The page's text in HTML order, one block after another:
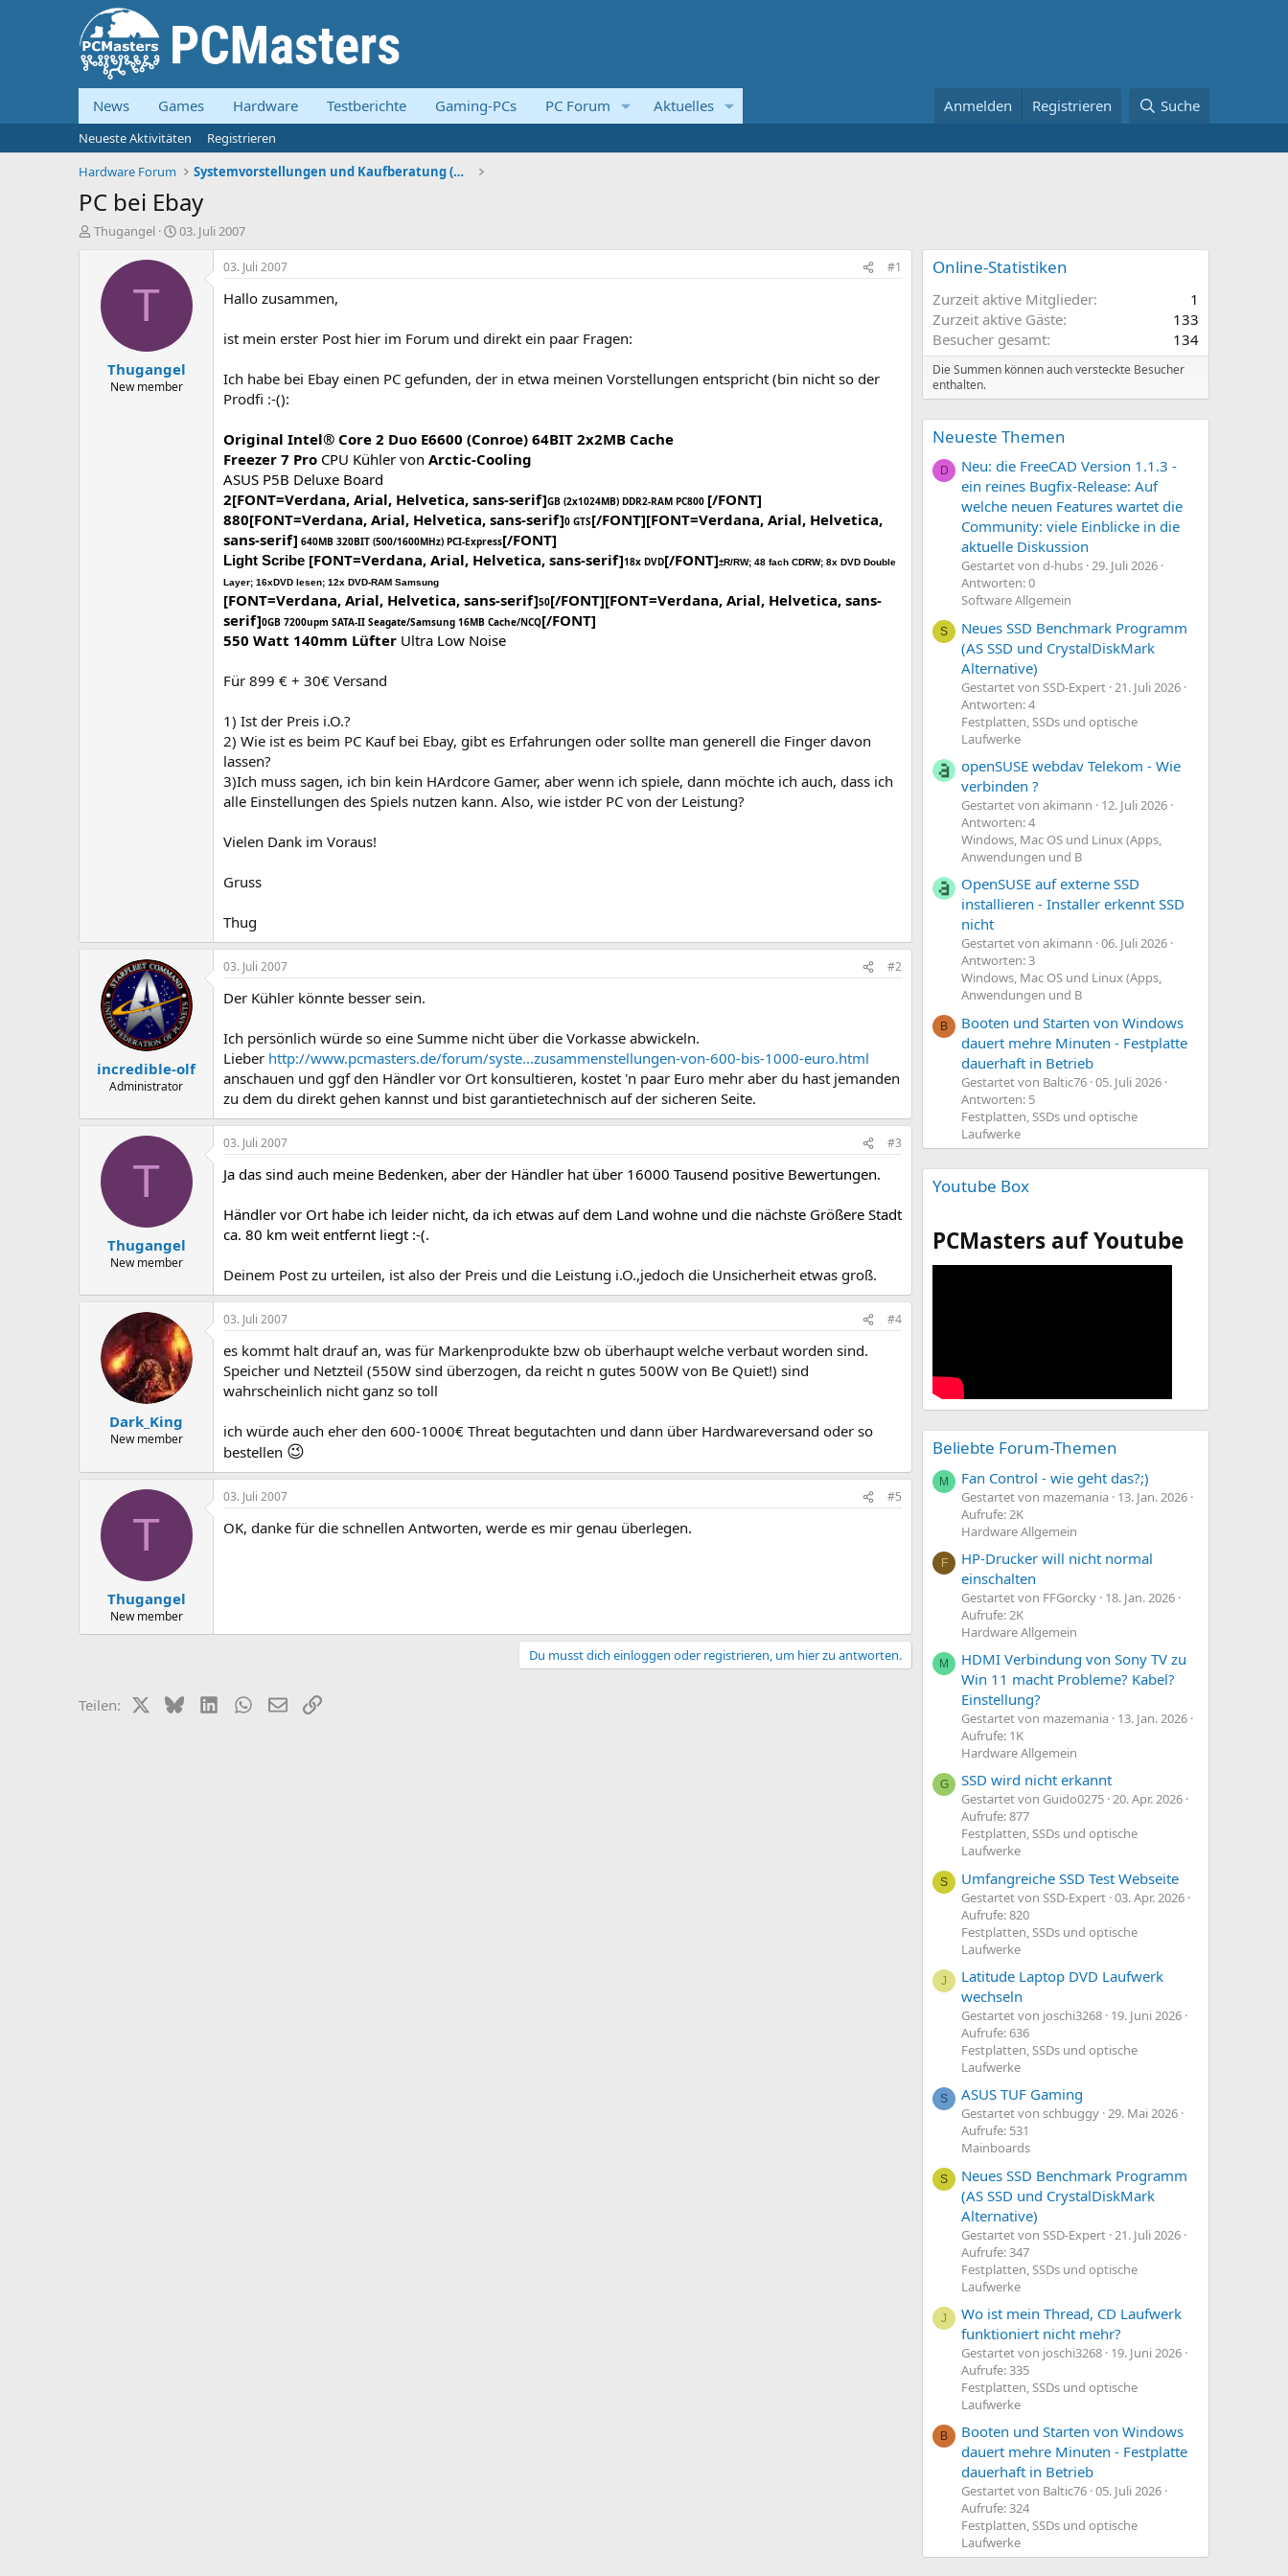
News Games Hardware Testberichte Gaming-PCs PC Forum Aktuelles Anmelden Registrieren Suche
Neueste Aktivitäten
Registrieren
Hardware Forum
Systemvorstellungen und Kaufberatung (Komplettsyst
PC bei Ebay
E
Thugangel
E
t
l
a
m
03. Juli 2007
T
Thugangel
New member
03. Juli 2007 #1
Hallo zusammen,
ist mein erster Post hier im Forum und direkt ein paar Fragen:
Ich habe bei Ebay einen PC gefunden, der in etwa meinen Vorstellungen entspricht (bin nicht so der
Prodfi :-():
Original Intel® Core 2 Duo E6600 (Conroe) 64BIT 2x2MB Cache
Freezer 7 Pro CPU Kühler von Arctic-Cooling
ASUS P5B Deluxe Board
2[FONT=Verdana, Arial, Helvetica, sans-serif]GB (2x1024MB) DDR2-RAM PC800 [/FONT]
880[FONT=Verdana, Arial, Helvetica, sans-serif]0 GTS[/FONT][FONT=Verdana, Arial, Helvetica,
sans-serif] 640MB 320BIT (500/1600MHz) PCI-Express[/FONT]
Light Scribe [FONT=Verdana, Arial, Helvetica, sans-serif]18x DVD[/FONT]±R/RW; 48 fach CDRW; 8x DVD Double
Layer; 16xDVD lesen; 12x DVD-RAM Samsung
[FONT=Verdana, Arial, Helvetica, sans-serif]50[/FONT][FONT=Verdana, Arial, Helvetica, sans-
serif]0GB 7200upm SATA-II Seagate/Samsung 16MB Cache/NCQ[/FONT]
550 Watt 140mm Lüfter Ultra Low Noise
Für 899 € + 30€ Versand
1) Ist der Preis i.O.?
2) Wie ist es beim PC Kauf bei Ebay, gibt es Erfahrungen oder sollte man generell die Finger davon
lassen?
3)Ich muss sagen, ich bin kein HArdcore Gamer, aber wenn ich spiele, dann möchte ich auch, dass ich
alle Einstellungen des Spiels nutzen kann. Also, wie istder PC von der Leistung?
Vielen Dank im Voraus!
Gruss
Thug​
incredible-olf
Administrator
03. Juli 2007 #2
Der Kühler könnte besser sein.
Ich persönlich würde so eine Summe nicht über die Vorkasse abwickeln.
Lieber http://www.pcmasters.de/forum/syste...zusammenstellungen-von-600-bis-1000-euro.html
anschauen und ggf den Händler vor Ort konsultieren, kostet 'n paar Euro mehr aber du hast jemanden
zu dem du direkt gehen kannst und bist garantietechnisch auf der sicheren Seite.
T
Thugangel
New member
03. Juli 2007 #3
Ja das sind auch meine Bedenken, aber der Händler hat über 16000 Tausend positive Bewertungen.
Händler vor Ort habe ich leider nicht, da ich etwas auf dem Land wohne und die nächste Größere Stadt
ca. 80 km weit entfernt liegt :-(.
Deinem Post zu urteilen, ist also der Preis und die Leistung i.O.,jedoch die Unsicherheit etwas groß.​
Dark_King
New member
03. Juli 2007 #4
es kommt halt drauf an, was für Markenprodukte bzw ob überhaupt welche verbaut worden sind.
Speicher und Netzteil (550W sind überzogen, da reicht n gutes 500W von Be Quiet!) sind
wahrscheinlich nicht ganz so toll
ich würde auch eher den 600-1000€ Threat begutachten und dann über Hardwareversand oder so
bestellen 😉
T
Thugangel
New member
03. Juli 2007 #5
OK, danke für die schnellen Antworten, werde es mir genau überlegen.
Du musst dich einloggen oder registrieren, um hier zu antworten.
Teilen: X (Twitter)
BlueskyLinkedInWhatsApp
E-MailLink
Online-Statistiken
Zurzeit aktive Mitglieder
1
Zurzeit aktive Gäste
133
Besucher gesamt
134
Die Summen können auch versteckte Besucher
enthalten.
Neueste Themen
D
Neu: die FreeCAD Version 1.1.3 -
ein reines Bugfix-Release: Auf
welche neuen Features wartet die
Community: viele Einblicke in die
aktuelle Diskussion
Gestartet von d-hubs 29. Juli 2026
Antworten: 0
Software Allgemein
S
Neues SSD Benchmark Programm
(AS SSD und CrystalDiskMark
Alternative)
Gestartet von SSD-Expert 21. Juli 2026
Antworten: 4
Festplatten, SSDs und optische
Laufwerke
openSUSE webdav Telekom - Wie
verbinden ?
Gestartet von akimann
12. Juli 2026
Antworten: 4
Windows, Mac OS und Linux (Apps,
Anwendungen und B
OpenSUSE auf externe SSD
installieren - Installer erkennt SSD
nicht
Gestartet von akimann 06. Juli 2026
Antworten: 3
Windows, Mac OS und Linux (Apps,
Anwendungen und B
B
Booten und Starten von Windows
dauert mehre Minuten - Festplatte
dauerhaft in Betrieb
Gestartet von Baltic76 05. Juli 2026
Antworten: 5
Festplatten, SSDs und optische
Laufwerke
Youtube Box
PCMasters auf Youtube
Beliebte Forum-Themen
M Fan Control - wie geht das?;)
Gestartet von mazemania 13. Jan. 2026
Aufrufe: 2K
Hardware Allgemein
F
HP-Drucker will nicht normal
einschalten
Gestartet von FFGorcky 18. Jan. 2026
Aufrufe: 2K
Hardware Allgemein
M
HDMI Verbindung von Sony TV zu
Win 11 macht Probleme? Kabel?
Einstellung?
Gestartet von mazemania 13. Jan. 2026
Aufrufe: 1K
Hardware Allgemein
G SSD wird nicht erkannt
Gestartet von Guido0275 20. Apr. 2026
Aufrufe: 877
Festplatten, SSDs und optische
Laufwerke
S Umfangreiche SSD Test Webseite
Gestartet von SSD-Expert 03. Apr. 2026
Aufrufe: 820
Festplatten, SSDs und optische
Laufwerke
J
Latitude Laptop DVD Laufwerk
wechseln
Gestartet von joschi3268 19. Juni 2026
Aufrufe: 636
Festplatten, SSDs und optische
Laufwerke
S ASUS TUF Gaming
Gestartet von schbuggy 29. Mai 2026
Aufrufe: 531
Mainboards
S
Neues SSD Benchmark Programm
(AS SSD und CrystalDiskMark
Alternative)
Gestartet von SSD-Expert 21. Juli 2026
Aufrufe: 347
Festplatten, SSDs und optische
Laufwerke
J
Wo ist mein Thread, CD Laufwerk
funktioniert nicht mehr?
Gestartet von joschi3268 19. Juni 2026
Aufrufe: 335
Festplatten, SSDs und optische
Laufwerke
B
Booten und Starten von Windows
dauert mehre Minuten - Festplatte
dauerhaft in Betrieb
Gestartet von Baltic76 05. Juli 2026
Aufrufe: 324
Festplatten, SSDs und optische
Laufwerke